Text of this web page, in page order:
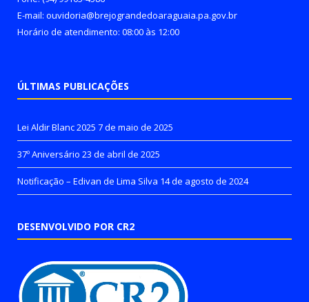
E-mail: ouvidoria@brejograndedoaraguaia.pa.gov.br
Horário de atendimento: 08:00 às 12:00
ÚLTIMAS PUBLICAÇÕES
Lei Aldir Blanc 2025 7 de maio de 2025
37º Aniversário 23 de abril de 2025
Notificação – Edivan de Lima Silva 14 de agosto de 2024
DESENVOLVIDO POR CR2